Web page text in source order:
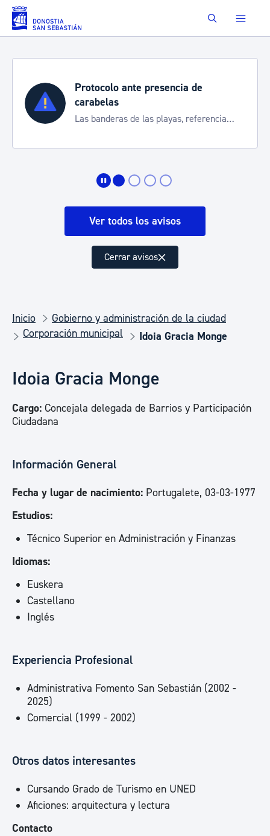
Saltar al contenido principal Buscar
Protocolo ante presencia de
carabelas
Las banderas de las playas, referencia
Ver todos los avisos
Cerrar avisos
Inicio
Gobierno y administración de la ciudad
Corporación municipal
Idoia Gracia Monge
Idoia Gracia Monge
Cargo: Concejala delegada de Barrios y Participación
Ciudadana
Información General
Fecha y lugar de nacimiento: Portugalete, 03-03-1977
Estudios:
Técnico Superior en Administración y Finanzas
Idiomas:
Euskera
Castellano
Inglés
Experiencia Profesional
Administrativa Fomento San Sebastián (2002 -
2025)
Comercial (1999 - 2002)
Otros datos interesantes
Cursando Grado de Turismo en UNED
Aficiones: arquitectura y lectura
Contacto